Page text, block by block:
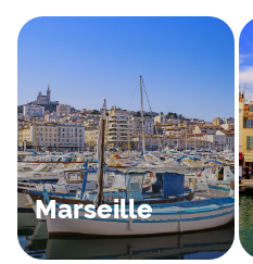
Marseille